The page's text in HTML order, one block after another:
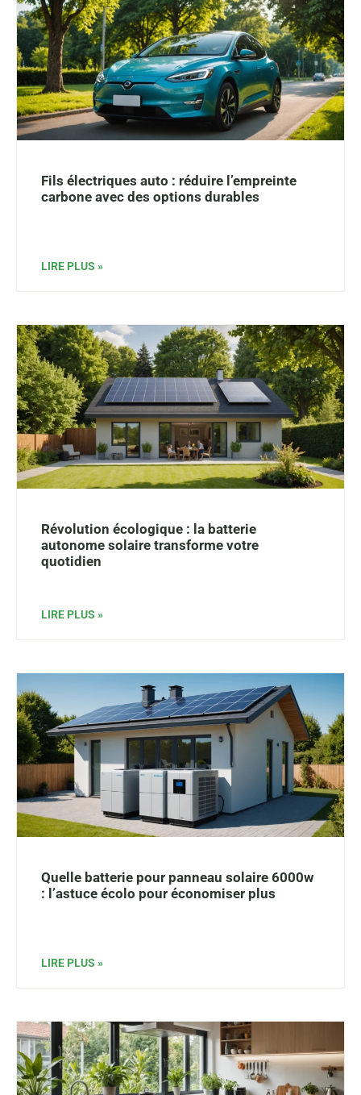
Fils électriques auto : réduire l’empreinte
carbone avec des options durables
LIRE PLUS »
Révolution écologique : la batterie
autonome solaire transforme votre
quotidien
LIRE PLUS »
Quelle batterie pour panneau solaire 6000w
: l’astuce écolo pour économiser plus
LIRE PLUS »